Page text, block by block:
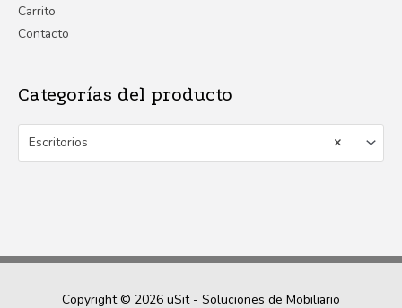
Carrito
Contacto
Categorías del producto
×
Escritorios
Copyright © 2026 uSit - Soluciones de Mobiliario